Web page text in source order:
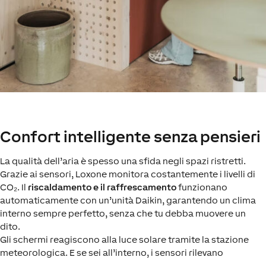
Confort intelligente senza pensieri
La qualità dell’aria è spesso una sfida negli spazi ristretti.
Grazie ai sensori, Loxone monitora costantemente i livelli di
CO₂. Il riscaldamento eil raffrescamentofunzionano
automaticamente con un’unità Daikin, garantendo un clima
interno sempre perfetto, senza che tu debba muovere un
dito.
Gli schermi reagiscono alla luce solare tramite la stazione
meteorologica. E se sei all’interno, i sensori rilevano